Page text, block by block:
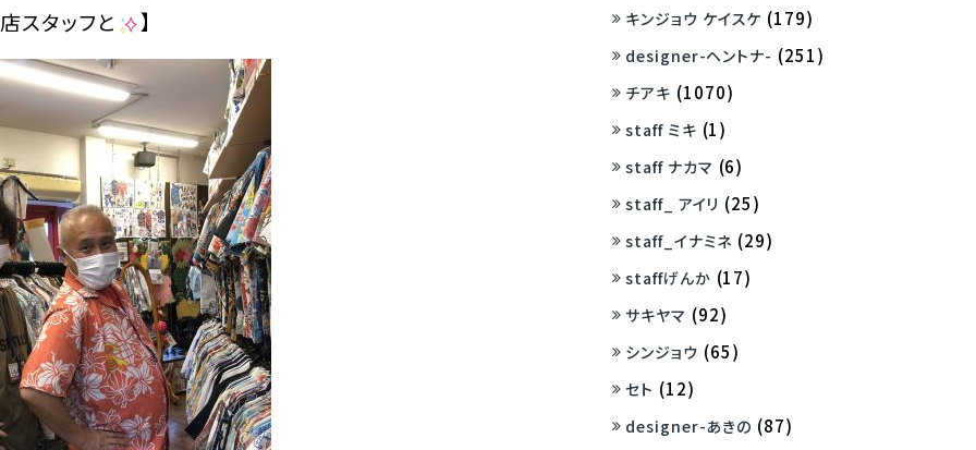
スタッフと 】 キンジョウ ケイスケ (179)
designer-ヘントナ- (251)
チアキ (1070)
staff ミキ (1)
staff ナカマ (6)
staff_ アイリ (25)
staff_イナミネ (29)
staffげんか (17)
サキヤマ (92)
シンジョウ (65)
セト (12)
designer-あきの (87)